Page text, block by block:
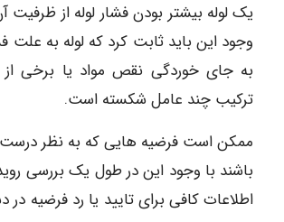
یک لوله بیشتر بودن فشار لوله از ظرفیت
وجود این باید ثابت کرد که لوله به علت
به جای خوردگی نقص مواد یا برخی از
ترکیب چند عامل شکسته است.
ممکن است فرضیه هایی که به نظر درست
باشند با وجود این در طول یک بررسی
اطلاعات کافی برای تایید یا رد فرضیه در